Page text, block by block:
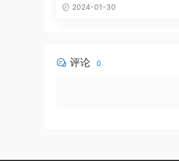
2024-01-30
评论 0